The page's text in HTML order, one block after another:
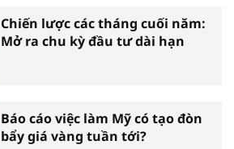
Chiến lược các tháng cuối năm:
Mở ra chu kỳ đầu tư dài hạn
Báo cáo việc làm Mỹ có tạo đòn
bẩy giá vàng tuần tới?